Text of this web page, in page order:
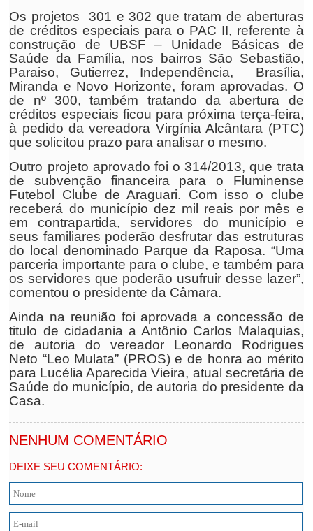
Os projetos 301 e 302 que tratam de aberturas
de créditos especiais para o PAC II, referente à
construção de UBSF – Unidade Básicas de
Saúde da Família, nos bairros São Sebastião,
Paraiso, Gutierrez, Independência, Brasília,
Miranda e Novo Horizonte, foram aprovadas. O
de nº 300, também tratando da abertura de
créditos especiais ficou para próxima terça-feira,
à pedido da vereadora Virgínia Alcântara (PTC)
que solicitou prazo para analisar o mesmo.
Outro projeto aprovado foi o 314/2013, que trata
de subvenção financeira para o Fluminense
Futebol Clube de Araguari. Com isso o clube
receberá do município dez mil reais por mês e
em contrapartida, servidores do município e
seus familiares poderão desfrutar das estruturas
do local denominado Parque da Raposa. “Uma
parceria importante para o clube, e também para
os servidores que poderão usufruir desse lazer”,
comentou o presidente da Câmara.
Ainda na reunião foi aprovada a concessão de
titulo de cidadania a Antônio Carlos Malaquias,
de autoria do vereador Leonardo Rodrigues
Neto “Leo Mulata” (PROS) e de honra ao mérito
para Lucélia Aparecida Vieira, atual secretária de
Saúde do município, de autoria do presidente da
Casa.
NENHUM COMENTÁRIO
DEIXE SEU COMENTÁRIO: